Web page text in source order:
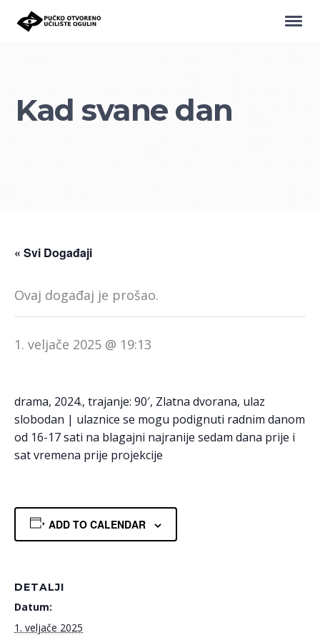
Kad svane dan
« Svi Događaji
Ovaj događaj je prošao.
1. veljače 2025 @ 19:13
drama, 2024., trajanje: 90′, Zlatna dvorana, ulaz
slobodan | ulaznice se mogu podignuti radnim danom
od 16-17 sati na blagajni najranije sedam dana prije i
sat vremena prije projekcije
ADD TO CALENDAR
DETALJI
Datum:
1. veljače 2025